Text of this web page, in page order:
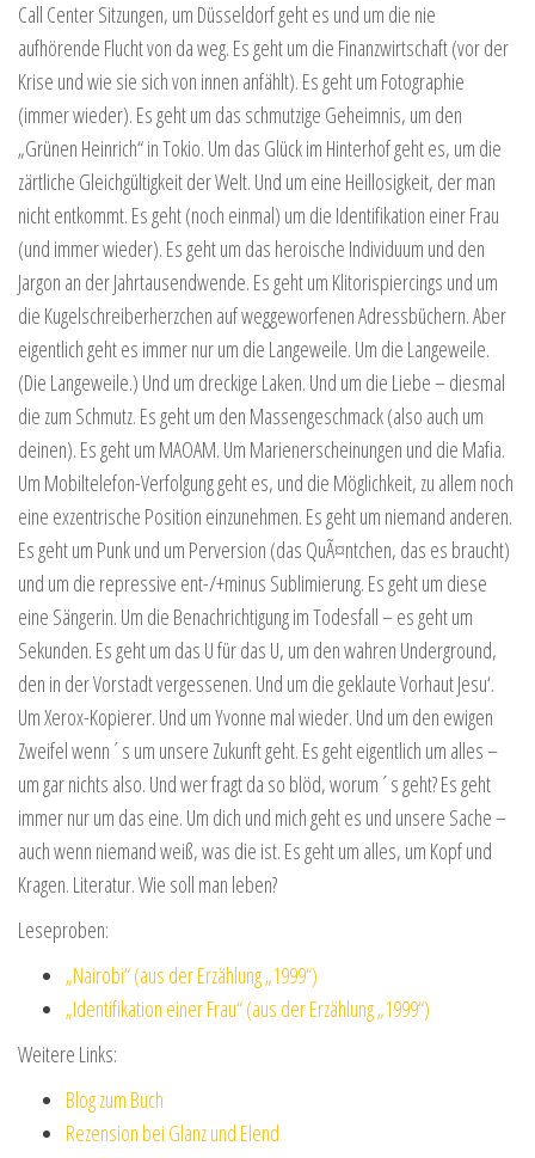
Call Center Sitzungen, um Düsseldorf geht es und um die nie
aufhörende Flucht von da weg. Es geht um die Finanzwirtschaft (vor der
Krise und wie sie sich von innen anfählt). Es geht um Fotographie
(immer wieder). Es geht um das schmutzige Geheimnis, um den
„Grünen Heinrich“ in Tokio. Um das Glück im Hinterhof geht es, um die
zärtliche Gleichgültigkeit der Welt. Und um eine Heillosigkeit, der man
nicht entkommt. Es geht (noch einmal) um die Identifikation einer Frau
(und immer wieder). Es geht um das heroische Individuum und den
Jargon an der Jahrtausendwende. Es geht um Klitorispiercings und um
die Kugelschreiberherzchen auf weggeworfenen Adressbüchern. Aber
eigentlich geht es immer nur um die Langeweile. Um die Langeweile.
(Die Langeweile.) Und um dreckige Laken. Und um die Liebe – diesmal
die zum Schmutz. Es geht um den Massengeschmack (also auch um
deinen). Es geht um MAOAM. Um Marienerscheinungen und die Mafia.
Um Mobiltelefon-Verfolgung geht es, und die Möglichkeit, zu allem noch
eine exzentrische Position einzunehmen. Es geht um niemand anderen.
Es geht um Punk und um Perversion (das QuÃ¤ntchen, das es braucht)
und um die repressive ent-/+minus Sublimierung. Es geht um diese
eine Sängerin. Um die Benachrichtigung im Todesfall – es geht um
Sekunden. Es geht um das U für das U, um den wahren Underground,
den in der Vorstadt vergessenen. Und um die geklaute Vorhaut Jesu‘.
Um Xerox-Kopierer. Und um Yvonne mal wieder. Und um den ewigen
Zweifel wenn´s um unsere Zukunft geht. Es geht eigentlich um alles –
um gar nichts also. Und wer fragt da so blöd, worum´s geht? Es geht
immer nur um das eine. Um dich und mich geht es und unsere Sache –
auch wenn niemand weiß, was die ist. Es geht um alles, um Kopf und
Kragen. Literatur. Wie soll man leben?
Leseproben:
„Nairobi“ (aus der Erzählung „1999“)
„Identifikation einer Frau“ (aus der Erzählung „1999“)
Weitere Links:
Blog zum Buch
Rezension bei Glanz und Elend